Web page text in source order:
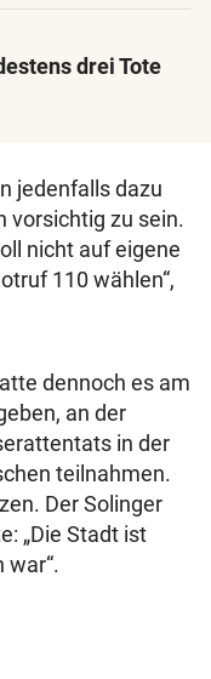
drei Tote
jedenfalls dazu
vorsichtig zu sein.
nicht auf eigene
110 wählen“,
dennoch es am
an der
in der
teilnahmen.
Der Solinger
„Die Stadt ist
war“.